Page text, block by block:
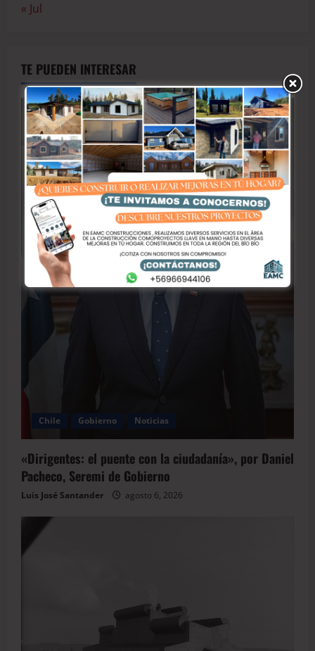
« Jul
TE PUEDEN INTERESAR
Chile Gobierno Noticias
«Dirigentes: el puente con la ciudadanía», por Daniel
Pacheco, Seremi de Gobierno
Luis José Santander agosto 6, 2026